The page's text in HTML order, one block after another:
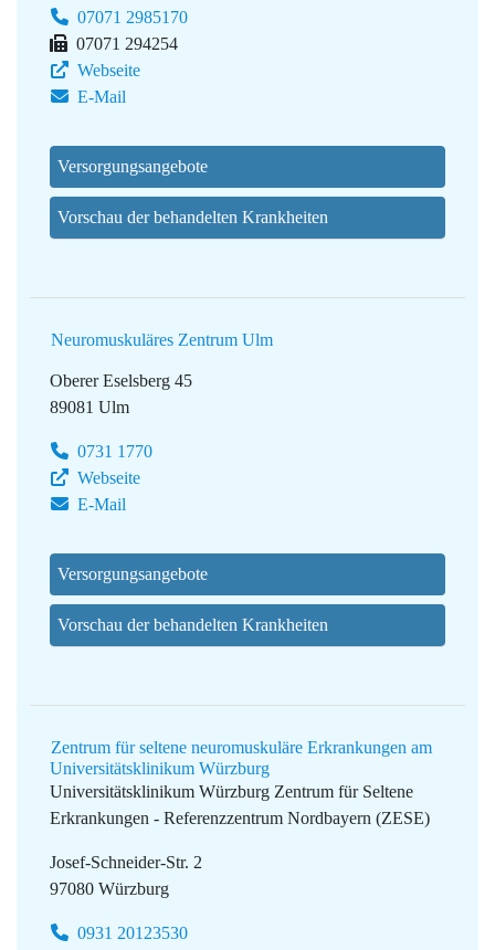
07071 2985170
07071 294254
Webseite
E-Mail
Versorgungsangebote
Vorschau der behandelten Krankheiten
Neuromuskuläres Zentrum Ulm
Oberer Eselsberg 45
89081 Ulm
0731 1770
Webseite
E-Mail
Versorgungsangebote
Vorschau der behandelten Krankheiten
Zentrum für seltene neuromuskuläre Erkrankungen am
Universitätsklinikum Würzburg
Universitätsklinikum Würzburg Zentrum für Seltene
Erkrankungen - Referenzzentrum Nordbayern (ZESE)
Josef-Schneider-Str. 2
97080 Würzburg
0931 20123530